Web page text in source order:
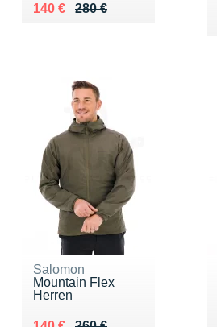
280 €
Au lieu de 280 €
140 €
Vendu 140 €
Salomon
Mountain Flex
Herren